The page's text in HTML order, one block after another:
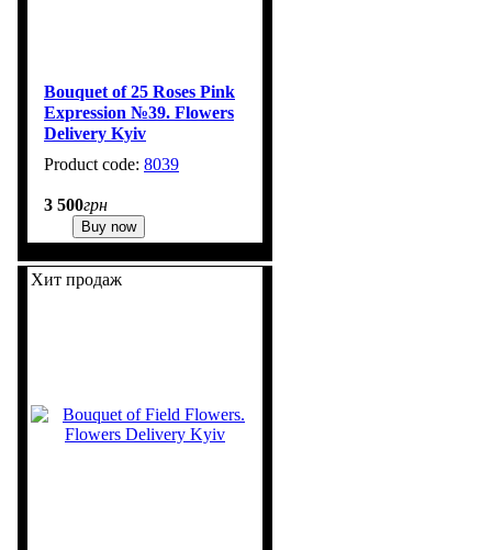
Bouquet of 25 Roses Pink
Expression №39. Flowers
Delivery Kyiv
8039
3 500грн
Buy now
Хит продаж